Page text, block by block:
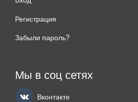
Регистрация
Забыли пароль?
Мы в соц сетях
Вконтакте